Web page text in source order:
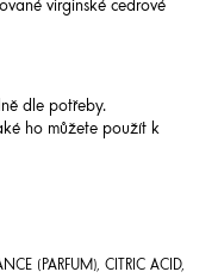
virginské cedrové
dle potřeby.
ho můžete použít k
(PARFUM), CITRIC ACID,